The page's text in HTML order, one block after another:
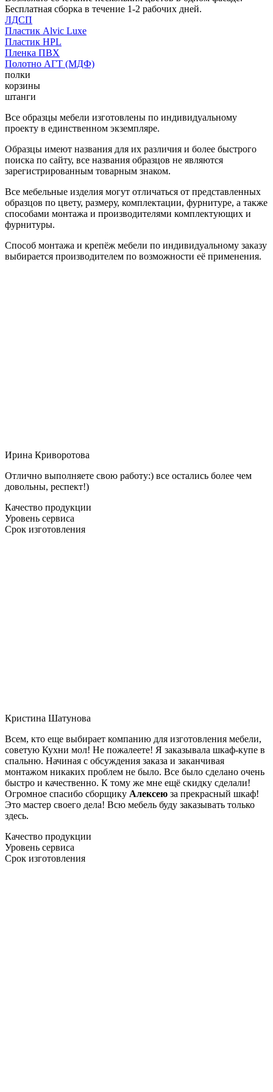
Бесплатная сборка в течение 1-2 рабочих дней.
ЛДСП
Пластик Alvic Luxe
Пластик HPL
Пленка ПВХ
Полотно АГТ (МДФ)
полки
корзины
штанги
Все образцы мебели изготовлены по индивидуальному
проекту в единственном экземпляре.
Образцы имеют названия для их различия и более быстрого
поиска по сайту, все названия образцов не являются
зарегистрированным товарным знаком.
Все мебельные изделия могут отличаться от представленных
образцов по цвету, размеру, комплектации, фурнитуре, а также
способами монтажа и производителями комплектующих и
фурнитуры.
Способ монтажа и крепёж мебели по индивидуальному заказу
выбирается производителем по возможности её применения.
Ирина Криворотова
Отлично выполняете свою работу:) все остались более чем
довольны, респект!)
Качество продукции
Уровень сервиса
Срок изготовления
Кристина Шатунова
Всем, кто еще выбирает компанию для изготовления мебели,
советую Кухни мол! Не пожалеете! Я заказывала шкаф-купе в
спальню. Начиная с обсуждения заказа и заканчивая
монтажом никаких проблем не было. Все было сделано очень
быстро и качественно. К тому же мне ещё скидку сделали!
Огромное спасибо сборщику Алексею за прекрасный шкаф!
Это мастер своего дела! Всю мебель буду заказывать только
здесь.
Качество продукции
Уровень сервиса
Срок изготовления